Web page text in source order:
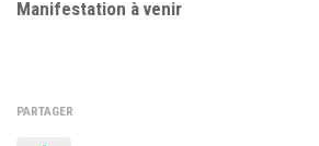
Manifestation à venir
PARTAGER